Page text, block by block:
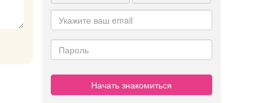
Начать знакомиться